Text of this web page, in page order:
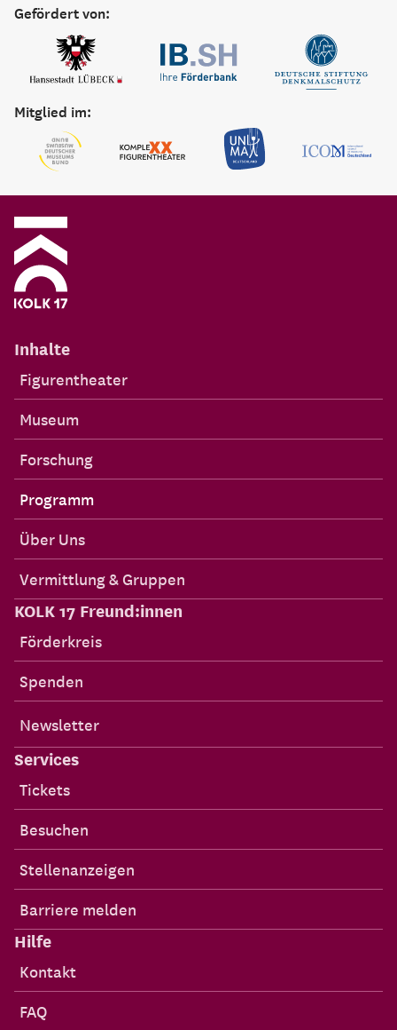
Gefördert von:
Mitglied im:
Inhalte
Figurentheater
Museum
Forschung
Programm
Über Uns
Vermittlung & Gruppen
KOLK 17 Freund:innen
Förderkreis
Spenden
Newsletter
Services
Tickets
Besuchen
Stellenanzeigen
Barriere melden
Hilfe
Kontakt
FAQ